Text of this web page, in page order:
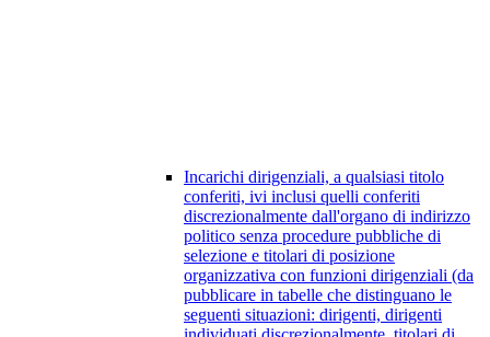
Incarichi dirigenziali, a qualsiasi titolo
conferiti, ivi inclusi quelli conferiti
discrezionalmente dall'organo di indirizzo
politico senza procedure pubbliche di
selezione e titolari di posizione
organizzativa con funzioni dirigenziali (da
pubblicare in tabelle che distinguano le
seguenti situazioni: dirigenti, dirigenti